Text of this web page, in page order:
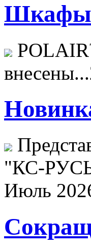
Шкафы
внесены...
"КС-
Июль